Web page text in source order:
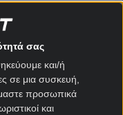
σας
και/ή
σε μια συσκευή,
προσωπικά
και